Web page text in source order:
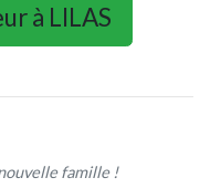
à LILAS
famille !